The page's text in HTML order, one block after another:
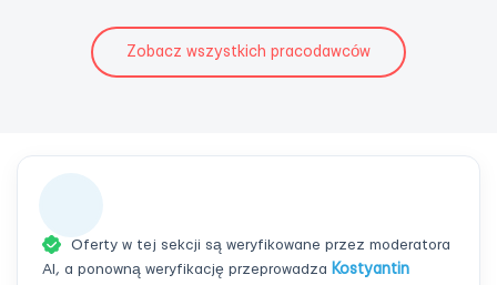
Zobacz wszystkich pracodawców
Oferty w tej sekcji są weryfikowane przez moderatora
AI, a ponowną weryfikację przeprowadza Kostyantin